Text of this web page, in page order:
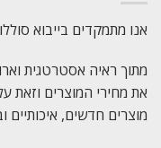
אנו מתמקדים בייבוא
מתוך ראיה אסטרטגית
את מחירי המוצרים וזאת
מוצרים חדשים, איכותיים